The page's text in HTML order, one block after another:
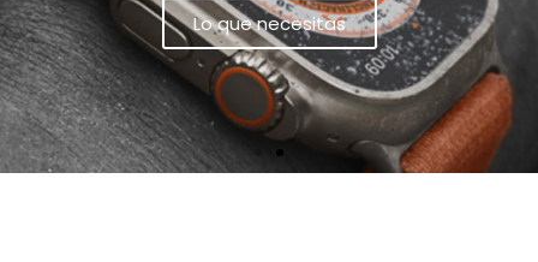
Lo que necesitas